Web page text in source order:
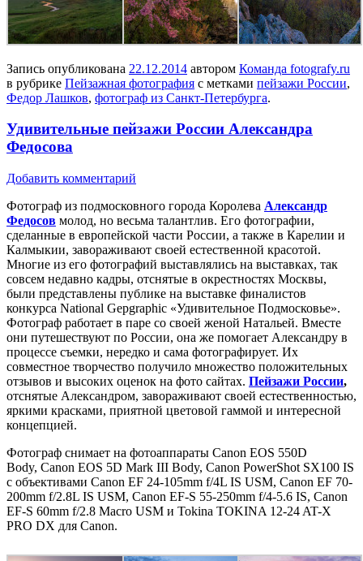
Запись опубликована 22.12.2014 автором Команда fotografy.ru
в рубрике Пейзажная фотография с метками пейзажи России,
Федор Лашков, фотограф из Санкт-Петербурга.
Удивительные пейзажи России Александра
Федосова
Добавить комментарий
Фотограф из подмосковного города Королева Александр
Федосов молод, но весьма талантлив. Его фотографии,
сделанные в европейской части России, а также в Карелии и
Калмыкии, завораживают своей естественной красотой.
Многие из его фотографий выставлялись на выставках, так
совсем недавно кадры, отснятые в окрестностях Москвы,
были представлены публике на выставке финалистов
конкурса National Gepgraphic «Удивительное Подмосковье».
Фотограф работает в паре со своей женой Натальей. Вместе
они путешествуют по России, она же помогает Александру в
процессе съемки, нередко и сама фотографирует. Их
совместное творчество получило множество положительных
отзывов и высоких оценок на фото сайтах. Пейзажи России,
отснятые Александром, завораживают своей естественностью,
яркими красками, приятной цветовой гаммой и интересной
концепцией.
Фотограф снимает на фотоаппараты Canon EOS 550D
Body, Canon EOS 5D Mark III Body, Canon PowerShot SX100 IS
с объективами Canon EF 24-105mm f/4L IS USM, Canon EF 70-
200mm f/2.8L IS USM, Canon EF-S 55-250mm f/4-5.6 IS, Canon
EF-S 60mm f/2.8 Macro USM и Tokina TOKINA 12-24 AT-X
PRO DX для Canon.